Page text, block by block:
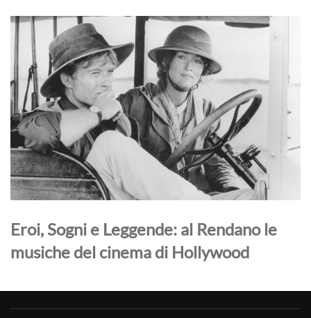
Eroi, Sogni e Leggende: al Rendano le
musiche del cinema di Hollywood